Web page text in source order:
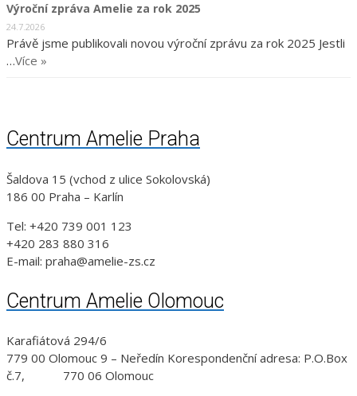
Výroční zpráva Amelie za rok 2025
24.7.2026
Právě jsme publikovali novou výroční zprávu za rok 2025 Jestli
…Více »
Centrum Amelie Praha
Šaldova 15 (vchod z ulice Sokolovská)
186 00 Praha – Karlín
Tel: +420 739 001 123
+420 283 880 316
E-mail: praha@amelie-zs.cz
Centrum Amelie Olomouc
Karafiátová 294/6
779 00 Olomouc 9 – Neředín Korespondenční adresa: P.O.Box
č.7, 770 06 Olomouc